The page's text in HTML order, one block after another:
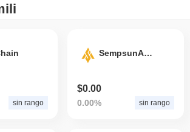
sin rango
SempsunAi2.0
$0.00
0.00% sin rango